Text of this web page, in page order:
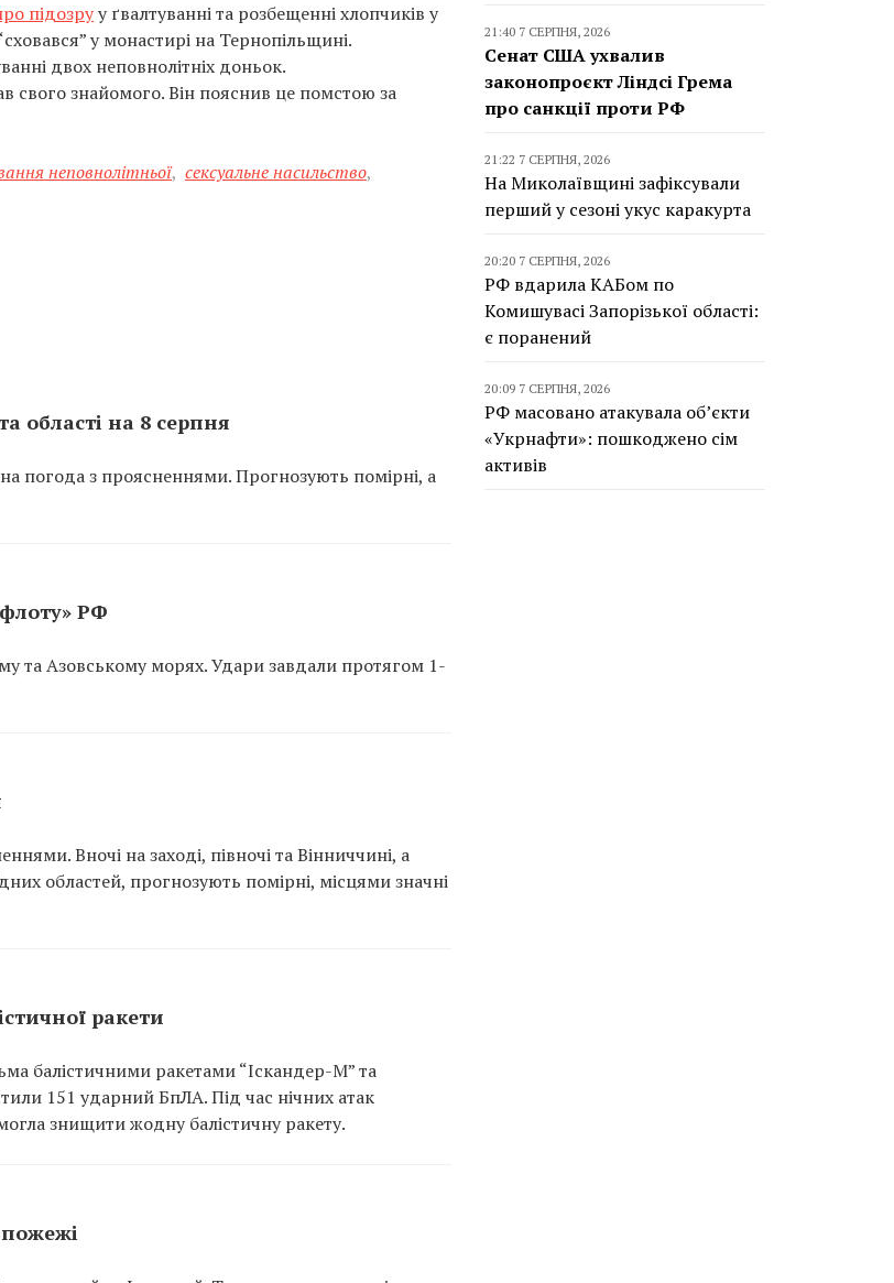
підозруу ґвалтуванні та розбещенні хлопчиків у
у монастирі на Тернопільщині.
двох неповнолітніх доньок.
свого знайомого. Він пояснив це помстою за
неповнолітньої, сексуальне насильство,
області на 8 серпня
погода з проясненнями. Прогнозують помірні, а
РФ
та Азовському морях. Удари завдали протягом 1-
Вночі на заході, півночі та Вінниччині, а
областей, прогнозують помірні, місцями значні
ракети
балістичними ракетами “Іскандер-М” та
151 ударний БпЛА. Під час нічних атак
знищити жодну балістичну ракету.
21:40 7 СЕРПНЯ, 2026
Сенат США ухвалив
законопроєкт Ліндсі Грема
про санкції проти РФ
21:22 7 СЕРПНЯ, 2026
На Миколаївщині зафіксували
перший у сезоні укус каракурта
20:20 7 СЕРПНЯ, 2026
РФ вдарила КАБом по
Комишувасі Запорізької області:
є поранений
20:09 7 СЕРПНЯ, 2026
РФ масовано атакувала об’єкти
«Укрнафти»: пошкоджено сім
активів